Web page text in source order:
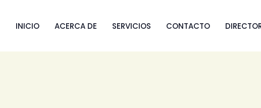
INICIO ACERCA DE SERVICIOS CONTACTO